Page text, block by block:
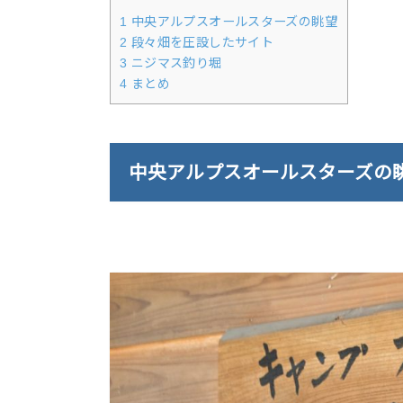
1 中央アルプスオールスターズの眺望
2 段々畑を圧設したサイト
3 ニジマス釣り堀
4 まとめ
中央アルプスオールスターズの